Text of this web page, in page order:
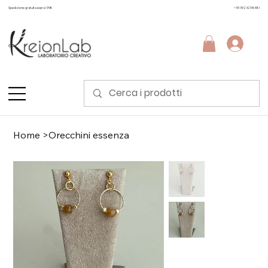
Spedizione gratuita sopra i 99€ +39 3924298481
Home >Orecchini essenza